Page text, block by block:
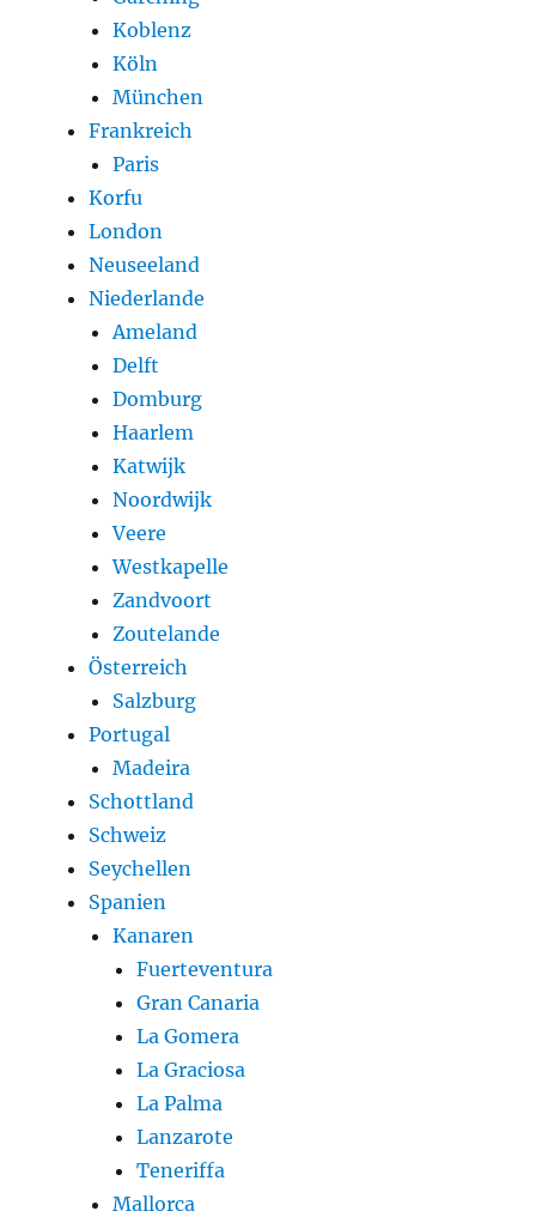
Koblenz
Köln
München
Frankreich
Paris
Korfu
London
Neuseeland
Niederlande
Ameland
Delft
Domburg
Haarlem
Katwijk
Noordwijk
Veere
Westkapelle
Zandvoort
Zoutelande
Österreich
Salzburg
Portugal
Madeira
Schottland
Schweiz
Seychellen
Spanien
Kanaren
Fuerteventura
Gran Canaria
La Gomera
La Graciosa
La Palma
Lanzarote
Teneriffa
Mallorca